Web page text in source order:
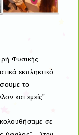
Φυσικής
εκπληκτικό
το
και εμείς”.
σε